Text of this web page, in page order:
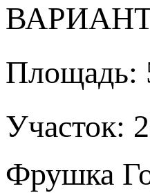
Площадь:
Участок:
Фрушка